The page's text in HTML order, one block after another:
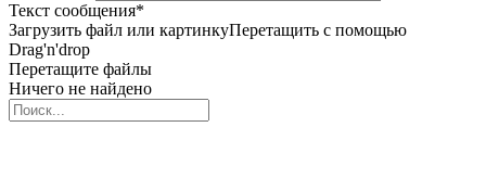
Текст сообщения*
Загрузить файл или картинкуПеретащить с помощью
Drag'n'drop
Перетащите файлы
Ничего не найдено